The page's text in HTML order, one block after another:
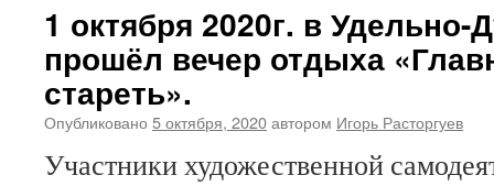
1 октября 2020г. в
прошёл вечер отдыха
стареть».
Опубликовано 5 октября, 2020автором Игорь Расторгуев
Участники художественной